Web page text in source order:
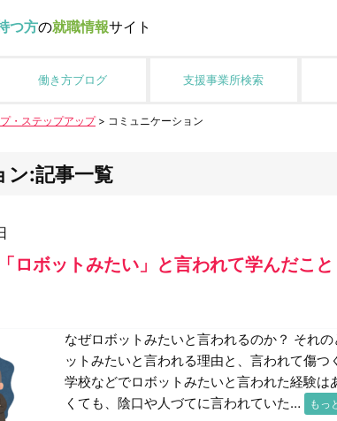
つ方の就職情報サイト
働き方ブログ 支援事業所検索
・ステップアップ> コミュニケーション
ン:記事一覧
ロボットみたい」と言われて学んだこと
なぜロボットみたいと言われるのか？ それ
ットみたいと言われる理由と、言われて傷つ
学校などでロボットみたいと言われた経験は
くても、陰口や人づてに言われていた…
もっ